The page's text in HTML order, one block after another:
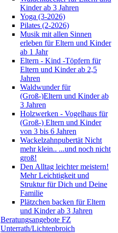
Kinder ab 3 Jahren
Yoga (3-2026)
Pilates (2-2026)
Musik mit allen Sinnen
erleben für Eltern und Kinder
ab 1 Jahr
Eltern - Kind -Töpfern für
Eltern und Kinder ab 2,5
Jahren
Waldwunder für
(Groß-)Eltern und Kinder ab
3 Jahren
Holzwerken - Vogelhaus für
(Groß-) Eltern und Kinder
von 3 bis 6 Jahren
Wackelzahnpubertät Nicht
mehr klein.. ...und noch nicht
groß!
Den Alltag leichter meistern!
Mehr Leichtigkeit und
Struktur für Dich und Deine
Familie
Plätzchen backen für Eltern
und Kinder ab 3 Jahren
Beratungsangebote FZ
Unterrath/Lichtenbroich